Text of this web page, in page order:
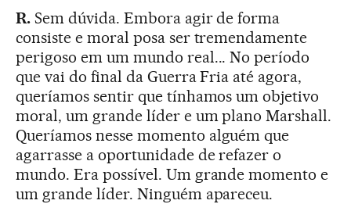
R. Sem dúvida. Embora agir de forma
consiste e moral posa ser tremendamente
perigoso em um mundo real... No período
que vai do final da Guerra Fria até agora,
queríamos sentir que tínhamos um objetivo
moral, um grande líder e um plano Marshall.
Queríamos nesse momento alguém que
agarrasse a oportunidade de refazer o
mundo. Era possível. Um grande momento e
um grande líder. Ninguém apareceu.